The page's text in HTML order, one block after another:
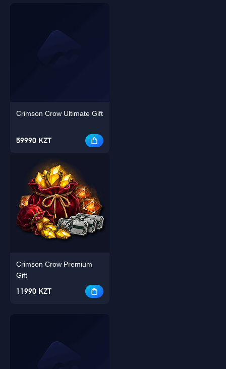
Crimson Crow Ultimate Gift
59990 KZT
Crimson Crow Premium
Gift
11990 KZT